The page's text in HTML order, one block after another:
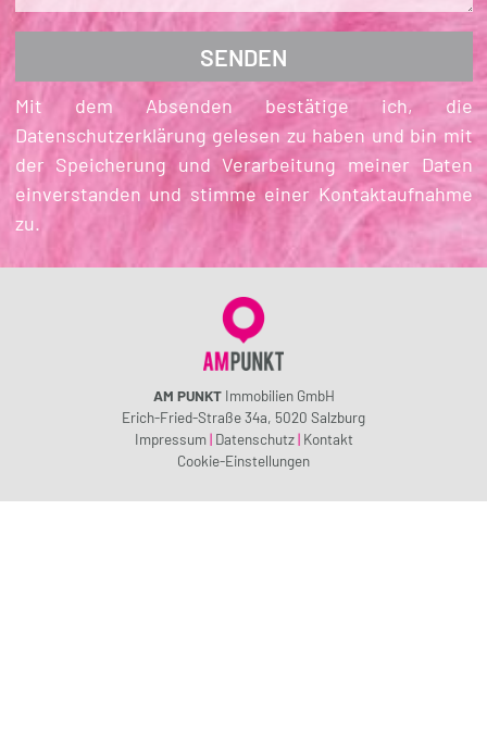
Mit dem Absenden bestätige ich, die
Datenschutzerklärung gelesen zu haben und bin mit
der Speicherung und Verarbeitung meiner Daten
einverstanden und stimme einer Kontaktaufnahme
zu.
AM PUNKTImmobilien GmbH
Erich-Fried-Straße 34a, 5020 Salzburg
Impressum | Datenschutz | Kontakt
Cookie-Einstellungen